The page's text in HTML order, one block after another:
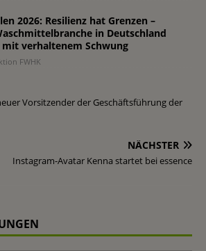
2026: Resilienz hat Grenzen –
in Deutschland
verhaltenem Schwung
FWHK
Vorsitzender der Geschäftsführung der
NÄCHSTER
Instagram-Avatar Kenna startet bei essence